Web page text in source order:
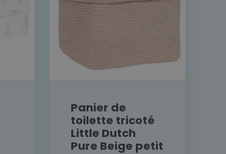
Panier de
toilette tricoté
Little Dutch
Pure Beige petit